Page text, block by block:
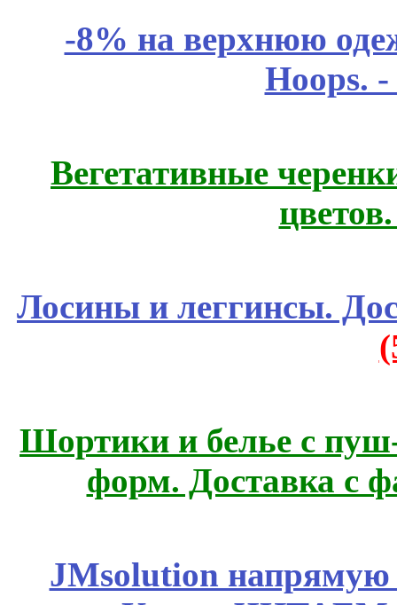
-8% на верхнюю
Hoops.
Вегетативные
Лосины и леггинсы.
Шортики и белье с
форм. Доставка с
JMsolution